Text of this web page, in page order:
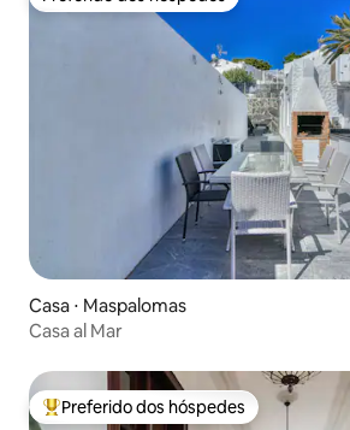
Preferido dos hóspedes
Casa ⋅ Maspalomas
Casa al Mar
Entre os melhores preferidos dos
Preferido dos hóspedes